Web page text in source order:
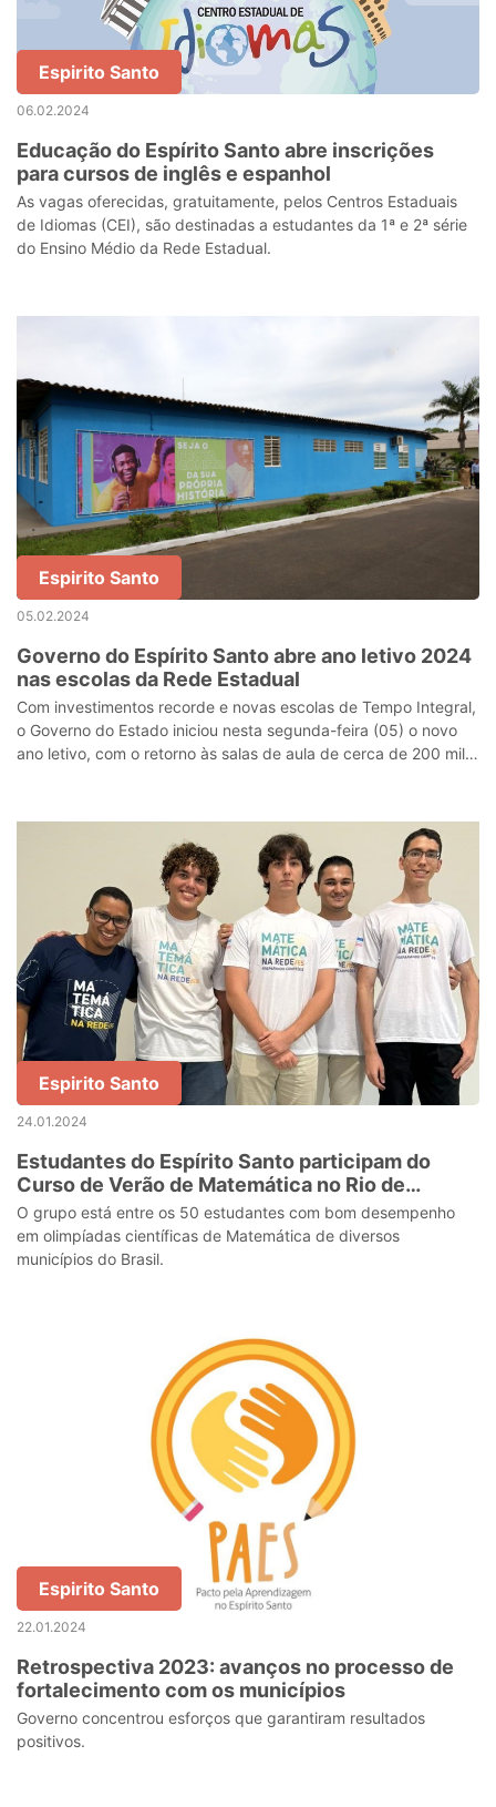
Espirito Santo
06.02.2024
Educação do Espírito Santo abre inscrições
para cursos de inglês e espanhol
As vagas oferecidas, gratuitamente, pelos Centros Estaduais
de Idiomas (CEI), são destinadas a estudantes da 1ª e 2ª série
do Ensino Médio da Rede Estadual.
Espirito Santo
05.02.2024
Governo do Espírito Santo abre ano letivo 2024
nas escolas da Rede Estadual
Com investimentos recorde e novas escolas de Tempo Integral,
o Governo do Estado iniciou nesta segunda-feira (05) o novo
ano letivo, com o retorno às salas de aula de cerca de 200 mil
Espirito Santo
24.01.2024
Estudantes do Espírito Santo participam do
Curso de Verão de Matemática no Rio de
Janeiro
O grupo está entre os 50 estudantes com bom desempenho
em olimpíadas científicas de Matemática de diversos
municípios do Brasil.
Espirito Santo
22.01.2024
Retrospectiva 2023: avanços no processo de
fortalecimento com os municípios
Governo concentrou esforços que garantiram resultados
positivos.